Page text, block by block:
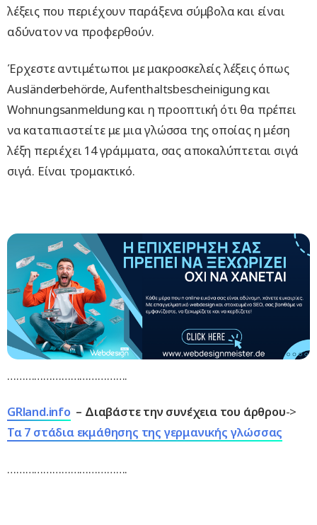
λέξεις που περιέχουν παράξενα σύμβολα και είναι
αδύνατον να προφερθούν.
Έρχεστε αντιμέτωποι με μακροσκελείς λέξεις όπως
Ausländerbehörde, Aufenthaltsbescheinigung και
Wohnungsanmeldung και η προοπτική ότι θα πρέπει
να καταπιαστείτε με μια γλώσσα της οποίας η μέση
λέξη περιέχει 14 γράμματα, σας αποκαλύπτεται σιγά
σιγά. Είναι τρομακτικό.
………………………………….
GRland.info – Διαβάστε την συνέχεια του άρθρου->
Τα 7 στάδια εκμάθησης της γερμανικής γλώσσας
………………………………….